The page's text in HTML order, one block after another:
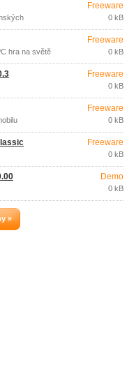
Freeware
0 kB
hra na světě
Freeware
0 kB
Freeware
0 kB
Freeware
0 kB
Freeware
0 kB
Demo
0 kB
»